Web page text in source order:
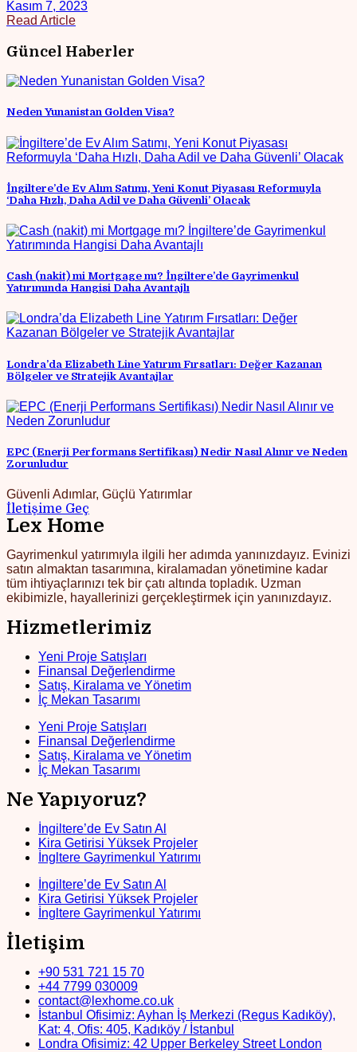
Kasım 7, 2023
Read Article
Güncel Haberler
Neden Yunanistan Golden Visa?
İngiltere’de Ev Alım Satımı, Yeni Konut Piyasası Reformuyla
‘Daha Hızlı, Daha Adil ve Daha Güvenli’ Olacak
Cash (nakit) mi Mortgage mı? İngiltere’de Gayrimenkul
Yatırımında Hangisi Daha Avantajlı
Londra’da Elizabeth Line Yatırım Fırsatları: Değer Kazanan
Bölgeler ve Stratejik Avantajlar
EPC (Enerji Performans Sertifikası) Nedir Nasıl Alınır ve Neden
Zorunludur
Güvenli Adımlar, Güçlü Yatırımlar
İletişime Geç
Lex Home
Gayrimenkul yatırımıyla ilgili her adımda yanınızdayız. Evinizi
satın almaktan tasarımına, kiralamadan yönetimine kadar
tüm ihtiyaçlarınızı tek bir çatı altında topladık. Uzman
ekibimizle, hayallerinizi gerçekleştirmek için yanınızdayız.
Hizmetlerimiz
Yeni Proje Satışları
Finansal Değerlendirme
Satış, Kiralama ve Yönetim
İç Mekan Tasarımı
Yeni Proje Satışları
Finansal Değerlendirme
Satış, Kiralama ve Yönetim
İç Mekan Tasarımı
Ne Yapıyoruz?
İngiltere’de Ev Satın Al
Kira Getirisi Yüksek Projeler
İngltere Gayrimenkul Yatırımı
İngiltere’de Ev Satın Al
Kira Getirisi Yüksek Projeler
İngltere Gayrimenkul Yatırımı
İletişim
+90 531 721 15 70
+44 7799 030009
contact@lexhome.co.uk
İstanbul Ofisimiz: Ayhan İş Merkezi (Regus Kadıköy),
Kat: 4, Ofis: 405, Kadıköy / İstanbul
Londra Ofisimiz: 42 Upper Berkeley Street London